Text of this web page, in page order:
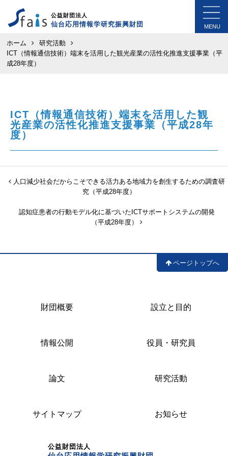
公益財団法人
仙台応用情報学研究振興財団 MENU
ホーム
研究活動
ICT（情報通信技術）端末を活用した観光産業の活性化推進支援事業（平
成28年度）
ICT（情報通信技術）端末を活用した観
光産業の活性化推進支援事業（平成28年
度）
人口減少社会だからこそできる活力ある地域力を創生するための調査研
究（平成28年度）
認知症患者の行動モデル化に基づいたICTサポートシステムの開発
（平成28年度）
ページトップへ
財団概要 設立と目的
情報公開 役員・研究員
論文 研究活動
サイトマップ お知らせ
公益財団法人